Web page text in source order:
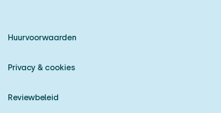
Huurvoorwaarden
Privacy & cookies
Reviewbeleid